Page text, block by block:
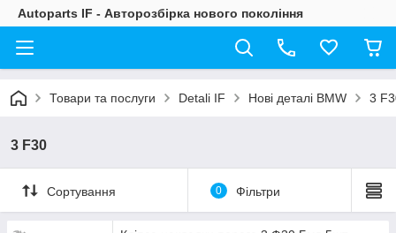
Autoparts IF - Авторозбірка нового покоління
Товари та послуги Detali IF Нові деталі BMW 3
3 F30
Сортування 0 Фільтри